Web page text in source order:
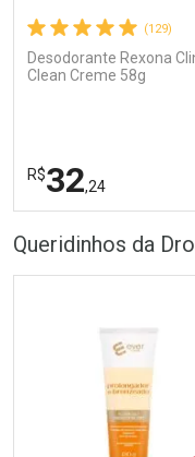
(129)
Desodorante Rexona
Clean Creme 58g
R$32,24
Queridinhos da